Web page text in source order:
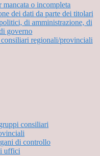
mancata o incompleta
dei dati da parte dei titolari
di amministrazione, di
governo
regionali/provinciali
consiliari
di controllo
uffici